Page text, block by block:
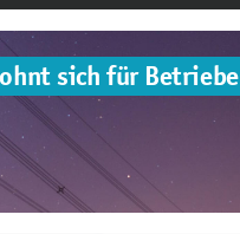
sich für Betriebe